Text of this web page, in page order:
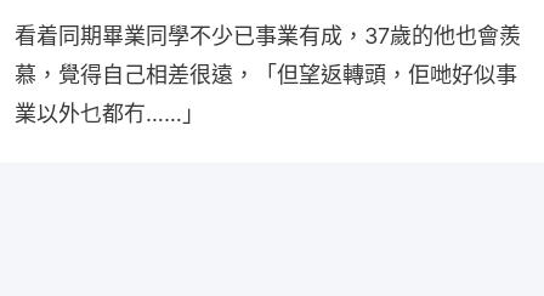
看着同期畢業同學不少已事業有成，37歲的他也會羨
慕，覺得自己相差很遠，「但望返轉頭，佢哋好似事
業以外乜都冇……」